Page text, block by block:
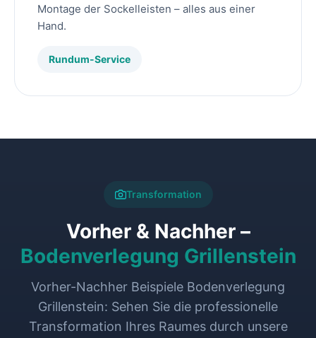
Montage der Sockelleisten – alles aus einer
Hand.
Rundum-Service
Transformation
Vorher & Nachher –
Bodenverlegung Grillenstein
Vorher-Nachher Beispiele Bodenverlegung
Grillenstein: Sehen Sie die professionelle
Transformation Ihres Raumes durch unsere